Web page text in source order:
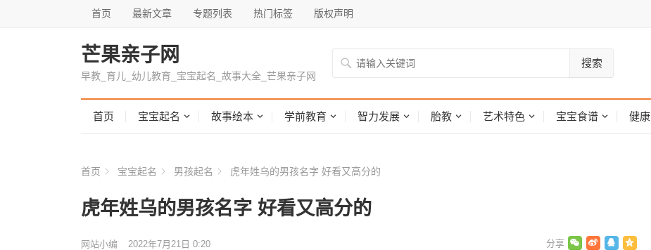
首页 最新文章 专题列表 热门标签 版权声明
芒果亲子网
早教_育儿_幼儿教育_宝宝起名_故事大全_芒果亲子网
搜索
首页 宝宝起名 故事绘本 学前教育 智力发展 胎教 艺术特色 宝宝食谱 健康
首页 宝宝起名 男孩起名 虎年姓乌的男孩名字 好看又高分的
虎年姓乌的男孩名字 好看又高分的
网站小编 2022年7月21日 0:20